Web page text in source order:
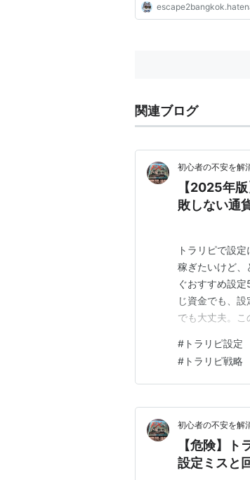
関連ブログ
初心者の不安を解
【2025年
敗しない通
トラリピで設
稼ぎたいけど
ぐおすすめ設
じ資金でも、
でも大丈夫。
まで、失敗し
境を見据えた「
# トラリピ設定
# トラリピ戦略
初心者の不安を解
【危険】
設定ミスと